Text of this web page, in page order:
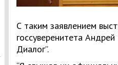
С таким заявлением
госсуверенитета
Диалог”.